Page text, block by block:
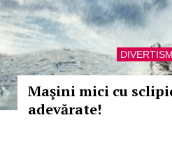
Maşini mici cu
adevărate!